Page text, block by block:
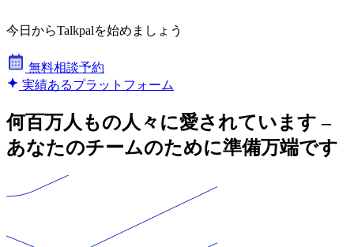
今日からTalkpalを始めましょう
無料相談予約
実績あるプラットフォーム
何百万人もの人々に愛されています –
あなたのチームのために準備万端です